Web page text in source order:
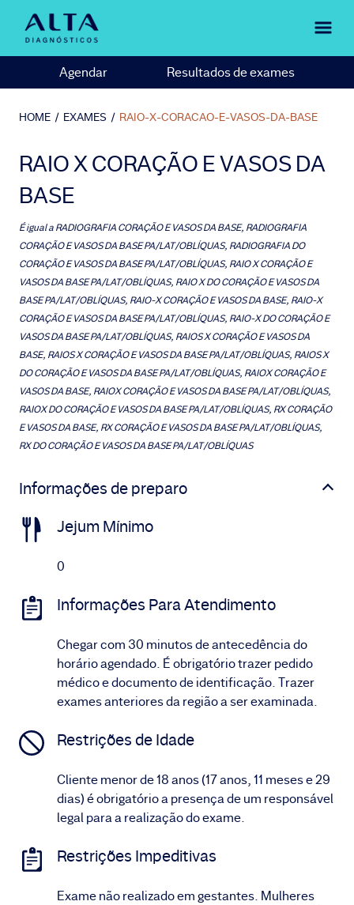
Agendar Resultados de exames
HOME / EXAMES / RAIO-X-CORACAO-E-VASOS-DA-BASE
RAIO X CORAÇÃO E VASOS DA
BASE
É igual aRADIOGRAFIA CORAÇÃO E VASOS DA BASE, RADIOGRAFIA
CORAÇÃO E VASOS DA BASE PA/LAT/OBLÍQUAS, RADIOGRAFIA DO
CORAÇÃO E VASOS DA BASE PA/LAT/OBLÍQUAS, RAIO X CORAÇÃO E
VASOS DA BASE PA/LAT/OBLÍQUAS, RAIO X DO CORAÇÃO E VASOS DA
BASE PA/LAT/OBLÍQUAS, RAIO-X CORAÇÃO E VASOS DA BASE, RAIO-X
CORAÇÃO E VASOS DA BASE PA/LAT/OBLÍQUAS, RAIO-X DO CORAÇÃO E
VASOS DA BASE PA/LAT/OBLÍQUAS, RAIOS X CORAÇÃO E VASOS DA
BASE, RAIOS X CORAÇÃO E VASOS DA BASE PA/LAT/OBLÍQUAS, RAIOS X
DO CORAÇÃO E VASOS DA BASE PA/LAT/OBLÍQUAS, RAIOX CORAÇÃO E
VASOS DA BASE, RAIOX CORAÇÃO E VASOS DA BASE PA/LAT/OBLÍQUAS,
RAIOX DO CORAÇÃO E VASOS DA BASE PA/LAT/OBLÍQUAS, RX CORAÇÃO
E VASOS DA BASE, RX CORAÇÃO E VASOS DA BASE PA/LAT/OBLÍQUAS,
RX DO CORAÇÃO E VASOS DA BASE PA/LAT/OBLÍQUAS
Informações de preparo
Jejum Mínimo
0
Informações Para Atendimento
Chegar com 30 minutos de antecedência do
horário agendado. É obrigatório trazer pedido
médico e documento de identificação. Trazer
exames anteriores da região a ser examinada.
Restrições de Idade
Cliente menor de 18 anos (17 anos, 11 meses e 29
dias) é obrigatório a presença de um responsável
legal para a realização do exame.
Restrições Impeditivas
Exame não realizado em gestantes. Mulheres